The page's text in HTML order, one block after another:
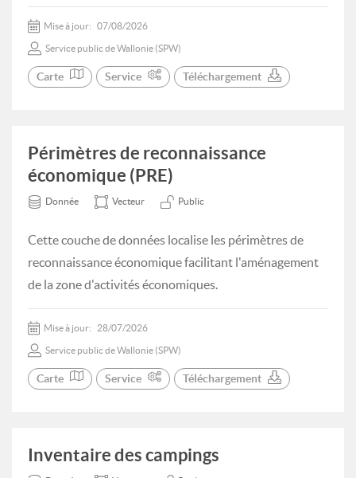
Mise à jour: 07/08/2026
Service public de Wallonie (SPW)
Carte Service Téléchargement
Périmètres de reconnaissance
économique (PRE)
Donnée Vecteur Public
Cette couche de données localise les périmètres de
reconnaissance économique facilitant l'aménagement
de la zone d'activités économiques.
Mise à jour: 28/07/2026
Service public de Wallonie (SPW)
Carte Service Téléchargement
Inventaire des campings